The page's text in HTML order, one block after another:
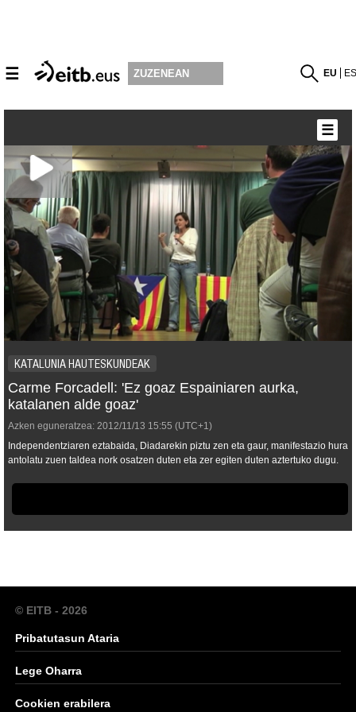
☰ ZUZENEAN EU
KATALUNIA HAUTESKUNDEAK
Carme Forcadell: 'Ez goaz Espainiaren aurka,
katalanen alde goaz'
Azken eguneratzea: 2012/11/13 15:55 (UTC+1)
Independentziaren eztabaida, Diadarekin piztu zen eta gaur, manifestazio hura
antolatu zuen taldea nork osatzen duten eta zer egiten duten aztertuko dugu.
☰
© EITB - 2026
Pribatutasun Ataria
Lege Oharra
Cookien erabilera